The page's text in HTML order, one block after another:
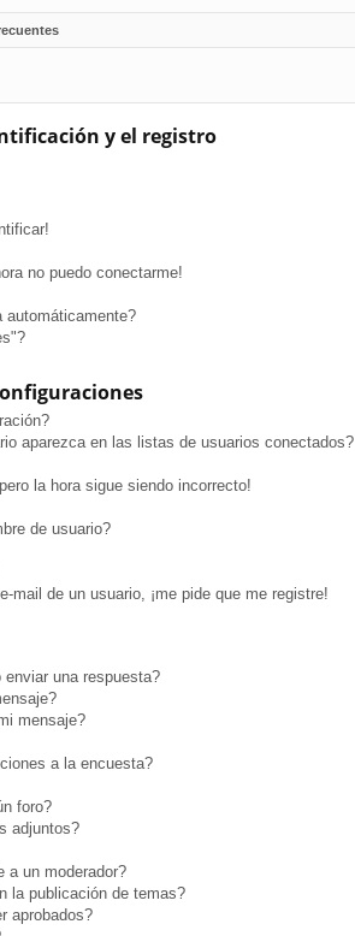
y el registro
no puedo conectarme!
automáticamente?
aparezca en las listas de usuarios conectados?
la hora sigue siendo incorrecto!
de usuario?
mail de un usuario, ¡me pide que me registre!
una respuesta?
mensaje?
a la encuesta?
foro?
adjuntos?
a un moderador?
la publicación de temas?
aprobados?